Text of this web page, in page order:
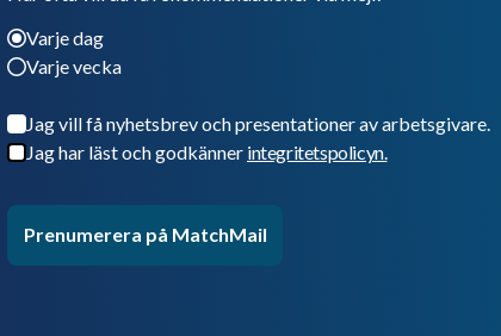
Varje dag
Varje vecka
Jag vill få nyhetsbrev och presentationer av arbetsgivare.
Jag har läst och godkänner integritetspolicyn.
Prenumerera på MatchMail